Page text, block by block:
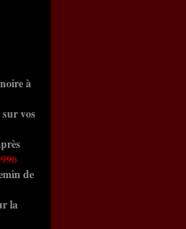
à
sur vos
de
la